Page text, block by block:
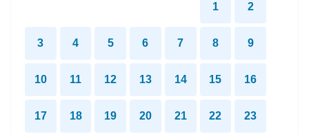
1 2
3 4 5 6 7 8 9
10 11 12 13 14 15 16
17 18 19 20 21 22 23